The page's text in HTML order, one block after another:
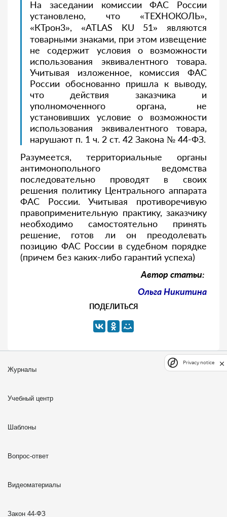
На заседании комиссии ФАС России
установлено, что «ТЕХНОКОЛЬ»,
«КТрон3», «ATLAS KU 51» являются
товарными знаками, при этом извещение
не содержит условия о возможности
использования эквивалентного товара.
Учитывая изложенное, комиссия ФАС
России обоснованно пришла к выводу,
что действия заказчика и
уполномоченного органа, не
установивших условие о возможности
использования эквивалентного товара,
нарушают п. 1 ч. 2 ст. 42 Закона № 44-ФЗ.
Разумеется, территориальные органы
антимонопольного ведомства
последовательно проводят в своих
решения политику Центрального аппарата
ФАС России. Учитывая противоречивую
правоприменительную практику, заказчику
необходимо самостоятельно принять
решение, готов ли он преодолевать
позицию ФАС России в судебном порядке
(причем без каких-либо гарантий успеха)
Автор статьи:
Ольга Никитина
ПОДЕЛИТЬСЯ
Журналы
Учебный центр
Шаблоны
Вопрос-ответ
Видеоматериалы
Закон 44-ФЗ
Privacy notice